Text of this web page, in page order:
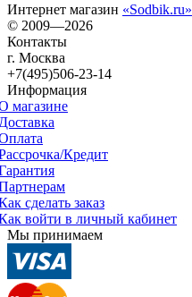
Интернет магазин «Sodbik.ru»
© 2009—2026
Контакты
г. Москва
+7(495)506-23-14
Информация
магазине
Кредит
сделать заказ
войти в личный кабинет
Мы принимаем